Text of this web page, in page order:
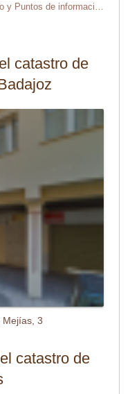
catastro de
Mejías, 3
catastro de